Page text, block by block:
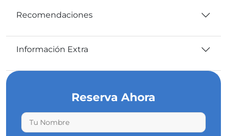
Recomendaciones
Información Extra
Reserva Ahora